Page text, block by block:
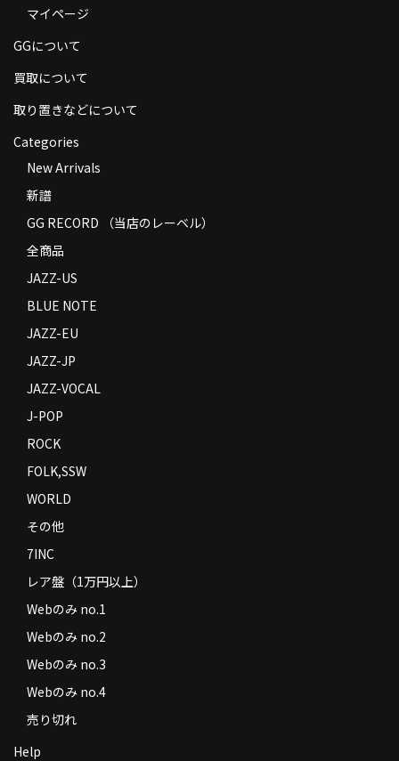
お支払い方法
返品
特定商取引法に基づく表示
Contact
マイページ
GGについて
買取について
取り置きなどについて
Categories
New Arrivals
新譜
GG RECORD （当店のレーベル）
全商品
JAZZ-US
BLUE NOTE
JAZZ-EU
JAZZ-JP
JAZZ-VOCAL
J-POP
ROCK
FOLK,SSW
WORLD
その他
7INC
レア盤（1万円以上）
Webのみ no.1
Webのみ no.2
Webのみ no.3
Webのみ no.4
売り切れ
Help